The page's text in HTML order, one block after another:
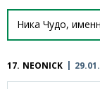
Ника Чудо,
17. NEONICK